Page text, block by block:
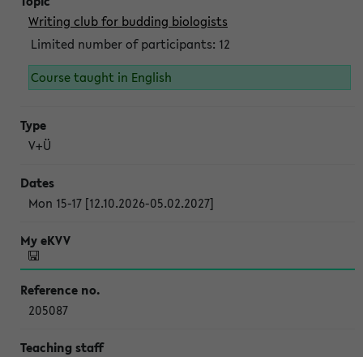
Writing club for budding biologists
Limited number of participants: 12
Course taught in English
V+Ü
Mon 15-17 [12.10.2026-05.02.2027]
205087